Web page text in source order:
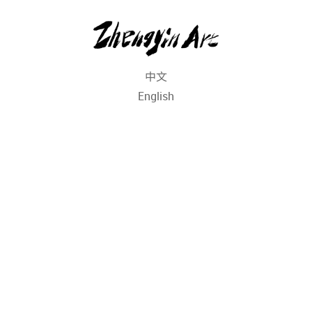
中文
English